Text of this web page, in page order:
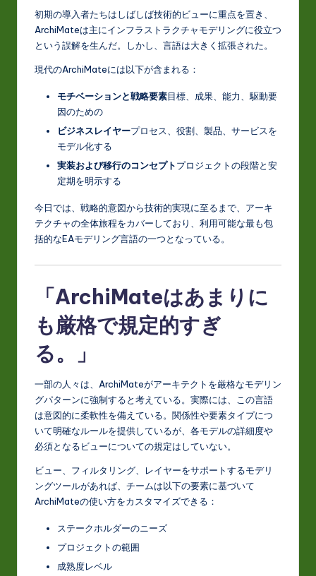
初期の導入者たちはしばしば技術的ビューに重点を置き、
ArchiMateは主にインフラストラクチャモデリングに役立つ
という誤解を生んだ。しかし、言語は大きく拡張された。
現代のArchiMateには以下が含まれる：
モチベーションと戦略要素目標、成果、能力、駆動要
因のための
ビジネスレイヤープロセス、役割、製品、サービスを
モデル化する
実装および移行のコンセプトプロジェクトの段階と安
定期を明示する
今日では、戦略的意図から技術的実現に至るまで、アーキ
テクチャの全体旅程をカバーしており、利用可能な最も包
括的なEAモデリング言語の一つとなっている。
「ArchiMateはあまりに
も厳格で規定的すぎ
る。」
一部の人々は、ArchiMateがアーキテクトを厳格なモデリン
グパターンに強制すると考えている。実際には、この言語
は意図的に柔軟性を備えている。関係性や要素タイプにつ
いて明確なルールを提供しているが、各モデルの詳細度や
必須となるビューについての規定はしていない。
ビュー、フィルタリング、レイヤーをサポートするモデリ
ングツールがあれば、チームは以下の要素に基づいて
ArchiMateの使い方をカスタマイズできる：
ステークホルダーのニーズ
プロジェクトの範囲
成熟度レベル